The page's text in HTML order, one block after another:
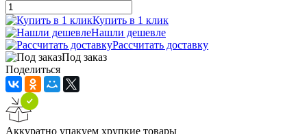
Купить в 1 клик
Нашли дешевле
Рассчитать доставку
Под заказ
Поделиться
Аккуратно упакуем хрупкие товары